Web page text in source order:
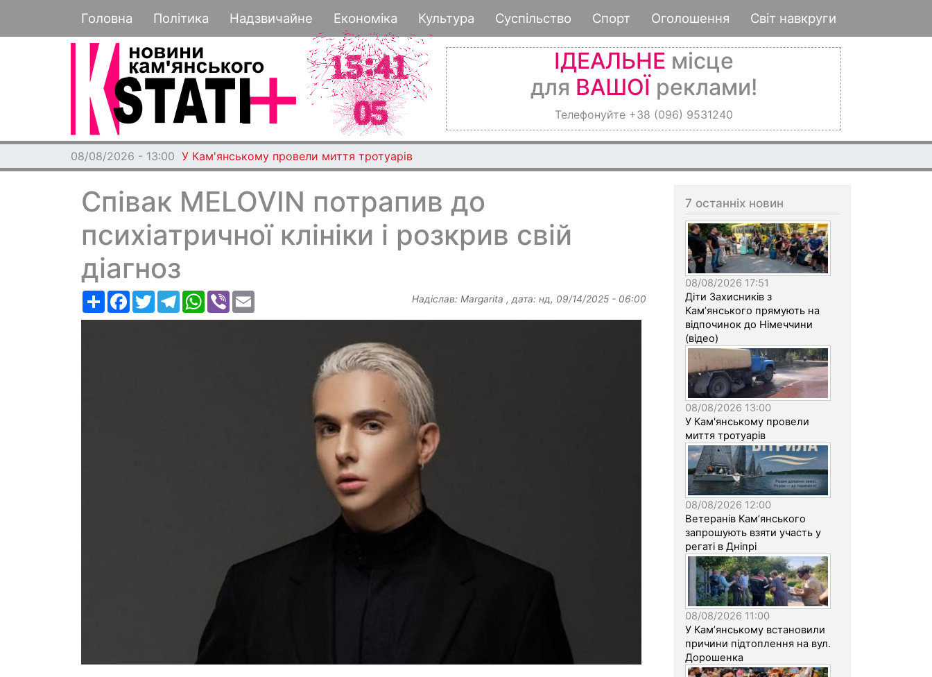
до
основного
Основная навигация
Головна Політика Надзвичайне Економіка Культура Суспільство Спорт Оголошення Світ навкруги
ІДЕАЛЬНЕ місце
для ВАШОЇ реклами!
Телефонуйте +38 (096) 9531240
08/08/2026 - 13:00 У Кам'янському провели миття тротуарів
Співак MELOVIN потрапив до
психіатричної клініки і розкрив свій
діагноз
РесурсFacebook
TwitterTelegramWhatsApp
Viber Надіслав: Margarita , дата: нд, 09/14/2025 - 06:00
7 останніх новин
08/08/2026 17:51
Діти Захисників з
Кам’янського прямують на
відпочинок до Німеччини
(відео)
08/08/2026 13:00
У Кам'янському провели
миття тротуарів
08/08/2026 12:00
Ветеранів Кам’янського
запрошують взяти участь у
регаті в Дніпрі
08/08/2026 11:00
У Кам’янському встановили
причини підтоплення на вул.
Дорошенка